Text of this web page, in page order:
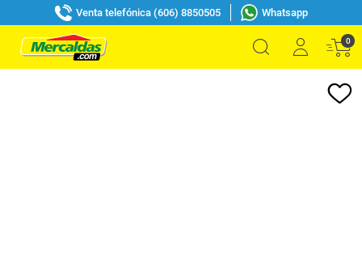
Venta telefónica (606) 8850505 Whatsapp
0